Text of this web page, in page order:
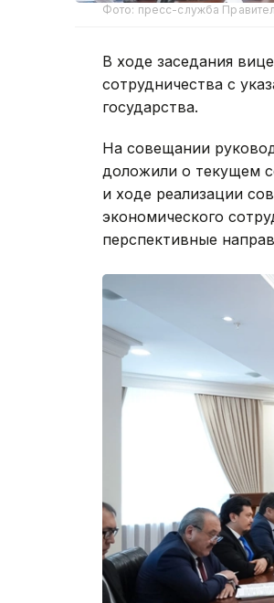
Фото: пресс-служба
В ходе заседания
сотрудничества с
государства.
На совещании
доложили о текущем
и ходе реализации
экономического
перспективные